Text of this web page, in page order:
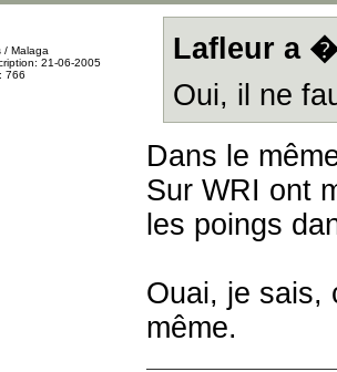
/ Malaga
21-06-2005
766
Lafleur a
Oui, il ne
Dans le
Sur WRI ont
les poings
Ouai, je sais,
même.